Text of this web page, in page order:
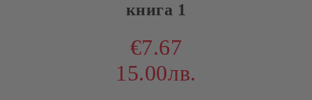
книга 1
€7.67
15.00лв.